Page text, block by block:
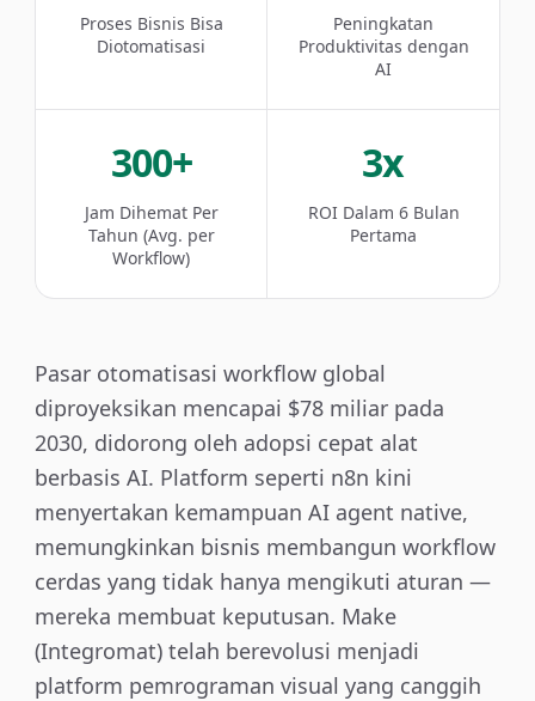
Proses Bisnis Bisa
Diotomatisasi
Peningkatan
Produktivitas dengan
AI
300+
Jam Dihemat Per
Tahun (Avg. per
Workflow)
3x
ROI Dalam 6 Bulan
Pertama
Pasar otomatisasi workflow global
diproyeksikan mencapai $78 miliar pada
2030, didorong oleh adopsi cepat alat
berbasis AI. Platform seperti n8n kini
menyertakan kemampuan AI agent native,
memungkinkan bisnis membangun workflow
cerdas yang tidak hanya mengikuti aturan —
mereka membuat keputusan. Make
(Integromat) telah berevolusi menjadi
platform pemrograman visual yang canggih